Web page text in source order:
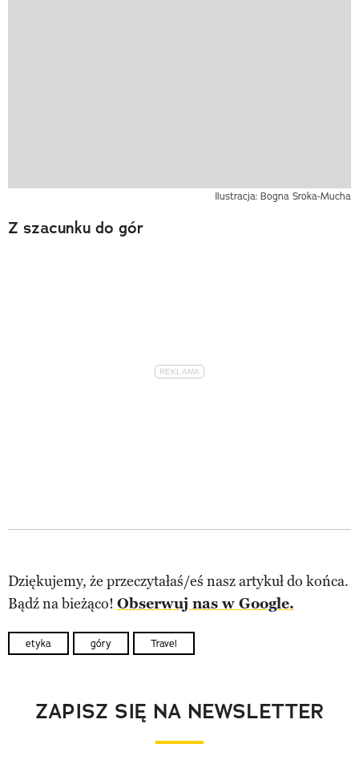
Ilustracja: Bogna Sroka-Mucha
Z szacunku do gór
Dziękujemy, że przeczytałaś/eś nasz artykuł do końca.
Bądź na bieżąco! Obserwuj nas w Google.
etyka góry Travel
ZAPISZ SIĘ NA NEWSLETTER